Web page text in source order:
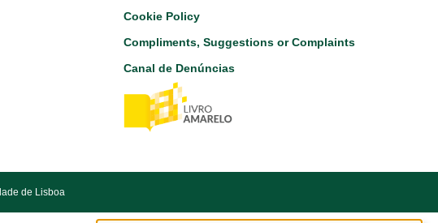
Cookie Policy
Compliments, Suggestions or Complaints
Canal de Denúncias
de Lisboa